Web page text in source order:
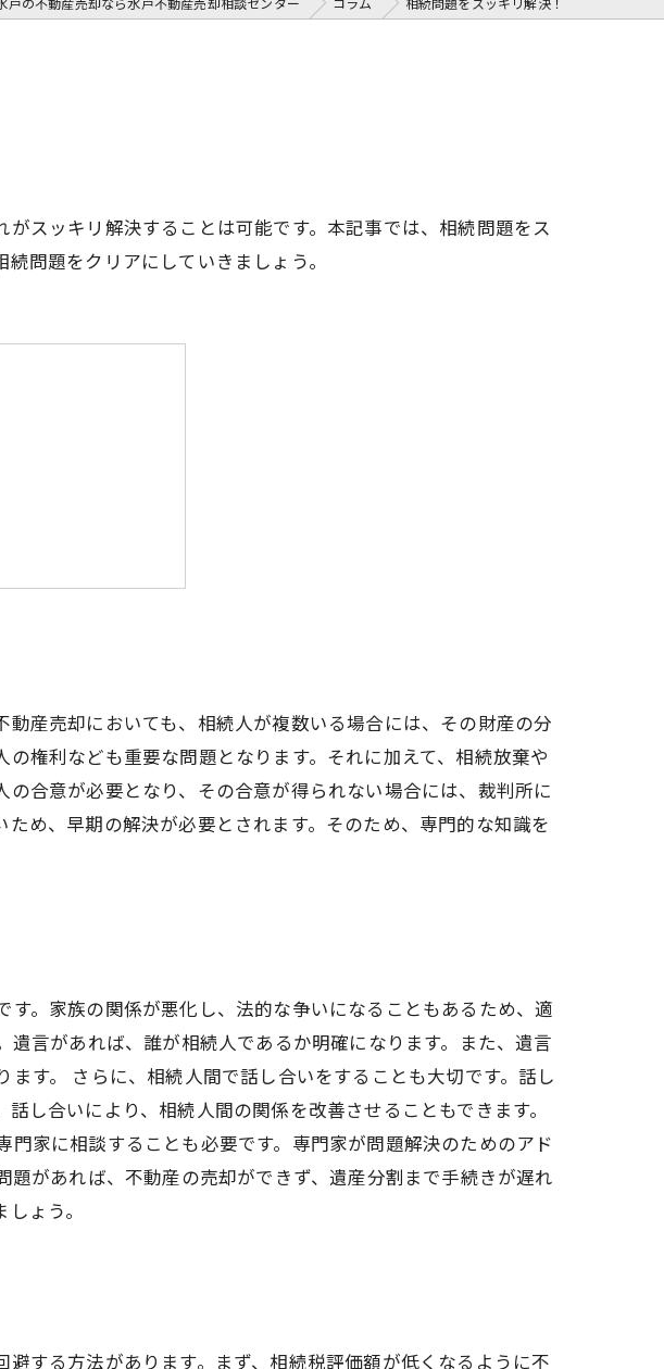
スッキリ解決することは可能です。本記事では、相続問題をス
問題をクリアにしていきましょう。
メリット
産売却においても、相続人が複数いる場合には、その財産の分
権利なども重要な問題となります。それに加えて、相続放棄や
合意が必要となり、その合意が得られない場合には、裁判所に
め、早期の解決が必要とされます。そのため、専門的な知識を
。家族の関係が悪化し、法的な争いになることもあるため、適
言があれば、誰が相続人であるか明確になります。また、遺言
す。 さらに、相続人間で話し合いをすることも大切です。話し
し合いにより、相続人間の関係を改善させることもできます。
家に相談することも必要です。専門家が問題解決のためのアド
があれば、不動産の売却ができず、遺産分割まで手続きが遅れ
ょう。
する方法があります。まず、相続税評価額が低くなるように不